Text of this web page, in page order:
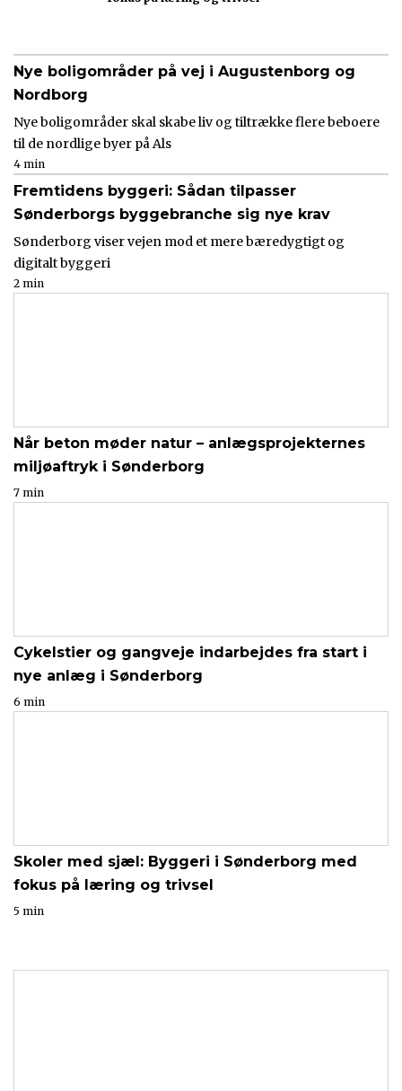
Nye boligområder på vej i Augustenborg og
Nordborg
Nye boligområder skal skabe liv og tiltrække flere beboere
til de nordlige byer på Als
4 min
Fremtidens byggeri: Sådan tilpasser
Sønderborgs byggebranche sig nye krav
Sønderborg viser vejen mod et mere bæredygtigt og
digitalt byggeri
2 min
Når beton møder natur – anlægsprojekternes
miljøaftryk i Sønderborg
7 min
Cykelstier og gangveje indarbejdes fra start i
nye anlæg i Sønderborg
6 min
Skoler med sjæl: Byggeri i Sønderborg med
fokus på læring og trivsel
5 min